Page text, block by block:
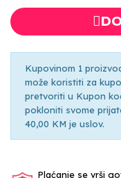
Kupovinom 1
može koristiti za
pretvoriti u Kupon
pokloniti svome
40,00 KM je uslov.
Plaćanje se vrši